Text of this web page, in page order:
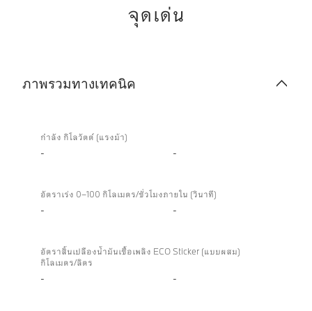
จุดเด่น
ภาพรวมทางเทคนิค
กำลัง กิโลวัตต์ (แรงม้า)
- -
อัตราเร่ง 0–100 กิโลเมตร/ชั่วโมงภายใน (วินาที)
- -
อัตราสิ้นเปลืองน้ำมันเชื้อเพลิง ECO Sticker (แบบผสม)
กิโลเมตร/ลิตร
- -